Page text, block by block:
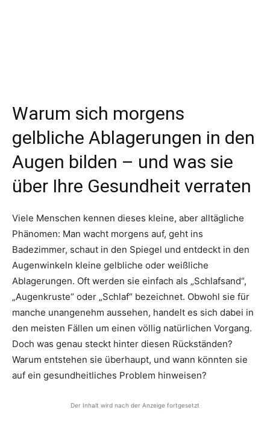
Warum sich morgens
gelbliche Ablagerungen in den
Augen bilden – und was sie
über Ihre Gesundheit verraten
Viele Menschen kennen dieses kleine, aber alltägliche
Phänomen: Man wacht morgens auf, geht ins
Badezimmer, schaut in den Spiegel und entdeckt in den
Augenwinkeln kleine gelbliche oder weißliche
Ablagerungen. Oft werden sie einfach als „Schlafsand“,
„Augenkruste“ oder „Schlaf“ bezeichnet. Obwohl sie für
manche unangenehm aussehen, handelt es sich dabei in
den meisten Fällen um einen völlig natürlichen Vorgang.
Doch was genau steckt hinter diesen Rückständen?
Warum entstehen sie überhaupt, und wann könnten sie
auf ein gesundheitliches Problem hinweisen?
Der Inhalt wird nach der Anzeige fortgesetzt